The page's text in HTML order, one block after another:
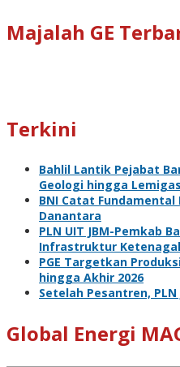
Majalah GE
Terkini
Bahlil Lantik Pejabat
Geologi hingga Lemigas
BNI Catat Fundamental
Danantara
PLN UIT JBM-Pemkab
Infrastruktur
PGE Targetkan
hingga Akhir 2026
Setelah Pesantren, PLN
Global Energi